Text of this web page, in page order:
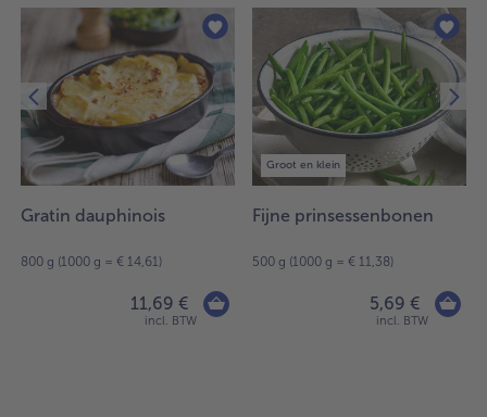
Gratin dauphinois
800 g (1000 g = € 14,61)
11,69 €
incl. BTW
Groot en klein
Fijne prinsessenbonen
500 g (1000 g = € 11,38)
5,69 €
incl. BTW